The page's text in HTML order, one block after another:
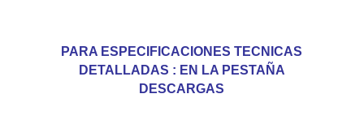
PARA ESPECIFICACIONES TECNICAS
DETALLADAS : EN LA PESTAÑA
DESCARGAS